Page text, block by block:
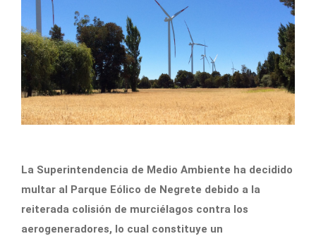
La Superintendencia de Medio Ambiente ha decidido
multar al Parque Eólico de Negrete debido a la
reiterada colisión de murciélagos contra los
aerogeneradores, lo cual constituye un